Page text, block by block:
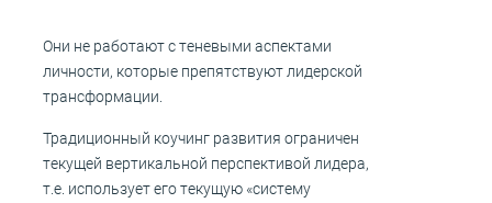
Они не работают с теневыми аспектами
личности, которые препятствуют лидерской
трансформации.
Традиционный коучинг развития ограничен
текущей вертикальной перспективой лидера,
т.е. использует его текущую «систему